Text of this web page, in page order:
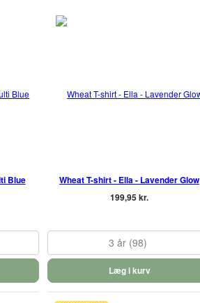
Blue
Wheat T-shirt - Ella - Lavender Glow
199,95 kr.
3 år (98)
Læg i kurv